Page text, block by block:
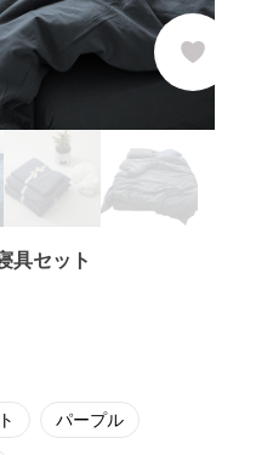
具セット
パープル